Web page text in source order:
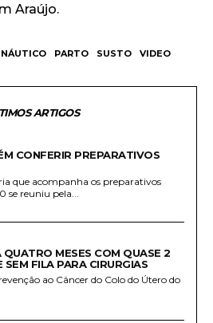
Araújo.
NÁUTICO PARTO SUSTO VIDEO
ARTIGOS
CONFERIR PREPARATIVOS
que acompanha os preparativos
reuniu pela...
MESES COM QUASE 2
FILA PARA CIRURGIAS
ao Câncer do Colo do Útero do